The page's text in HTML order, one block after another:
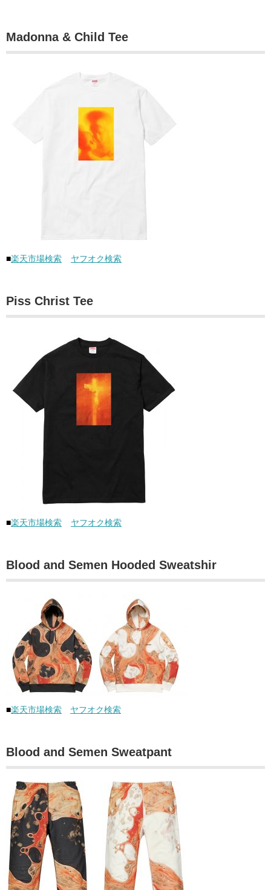
Madonna & Child Tee
■楽天市場検索 ヤフオク検索
Piss Christ Tee
■楽天市場検索 ヤフオク検索
Blood and Semen Hooded Sweatshir
■楽天市場検索 ヤフオク検索
Blood and Semen Sweatpant